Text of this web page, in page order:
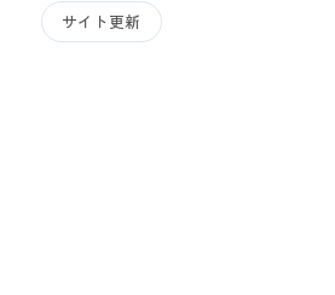
サイト更新